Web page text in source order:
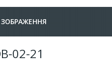
ЗОБРАЖЕННЯ
02-21